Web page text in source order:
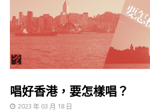
唱好香港，要怎樣唱？
2023 年 03 月 18 日